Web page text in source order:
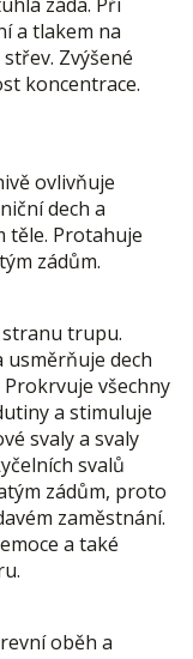
a tlakem na
Zvýšené
koncentrace.
ovlivňuje
dech a
těle. Protahuje
zádům.
trupu.
dech
všechny
a stimuluje
svaly a svaly
svalů
zádům, proto
zaměstnání.
a také
oběh a